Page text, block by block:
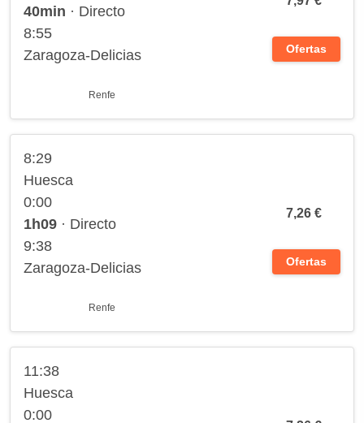
40min · Directo
8:55
Zaragoza-Delicias
Renfe
Ofertas
8:29
Huesca
0:00
1h09 · Directo
9:38
Zaragoza-Delicias
Renfe
7,26 €
Ofertas
11:38
Huesca
0:00